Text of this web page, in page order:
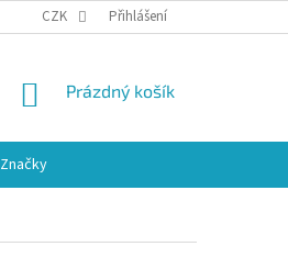
CZK Přihlášení
NÁKUPNÍ
Prázdný košík
Značky